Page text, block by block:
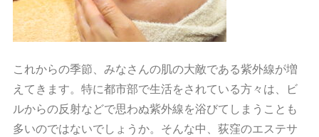
これからの季節、みなさんの肌の大敵である紫外線が増
えてきます。特に都市部で生活をされている方々は、ビ
ルからの反射などで思わぬ紫外線を浴びてしまうことも
多いのではないでしょうか。そんな中、荻窪のエステサ